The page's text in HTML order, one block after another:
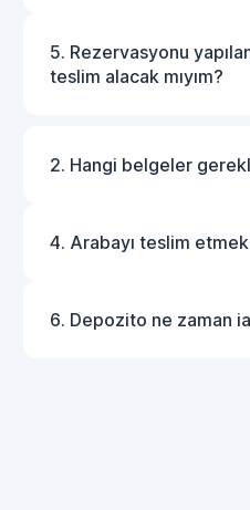
5. Rezervasyonu
teslim alacak mıyım?
2. Hangi belgeler
4. Arabayı teslim
6. Depozito ne zaman